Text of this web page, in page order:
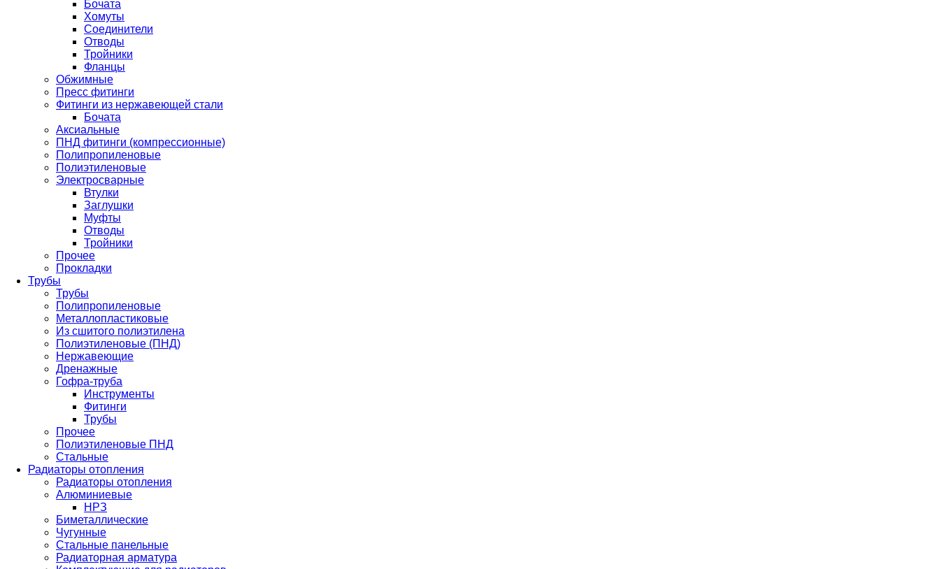
Бочата
Хомуты
Соединители
Отводы
Тройники
Фланцы
Обжимные
Пресс фитинги
Фитинги из нержавеющей стали
Бочата
Аксиальные
ПНД фитинги (компрессионные)
Полипропиленовые
Полиэтиленовые
Электросварные
Втулки
Заглушки
Муфты
Отводы
Тройники
Прочее
Прокладки
Трубы
Трубы
Полипропиленовые
Металлопластиковые
Из сшитого полиэтилена
Полиэтиленовые (ПНД)
Нержавеющие
Дренажные
Гофра-труба
Инструменты
Фитинги
Трубы
Прочее
Полиэтиленовые ПНД
Стальные
Радиаторы отопления
Радиаторы отопления
Алюминиевые
НРЗ
Биметаллические
Чугунные
Стальные панельные
Радиаторная арматура